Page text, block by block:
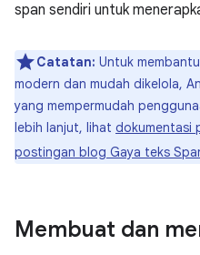
span sendiri untuk
Catatan: Untuk
modern dan mudah dikelola,
yang mempermudah
lebih lanjut, lihat dokumentasi
postingan blog Gaya teks
Membuat dan